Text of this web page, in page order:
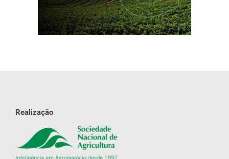
Realização